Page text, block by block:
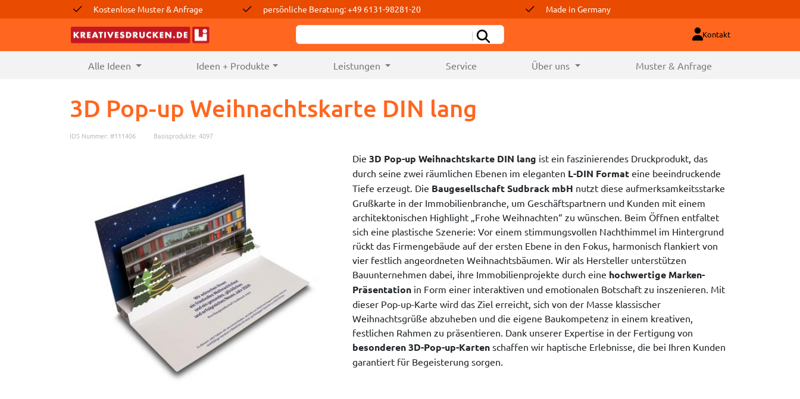
Kostenlose Muster & Anfrage persönliche Beratung: +49 6131-98281-20 Made in Germany
Kontakt
Alle Ideen (current) Ideen + Produkte Leistungen Service Über uns Muster & Anfrage
3D Pop-up Weihnachtskarte DIN lang
IDS Nummer: #111406 Basisprodukte: 4097
Die 3D Pop-up Weihnachtskarte DIN lang ist ein faszinierendes Druckprodukt, das
durch seine zwei räumlichen Ebenen im eleganten L-DIN Format eine beeindruckende
Tiefe erzeugt. Die Baugesellschaft Sudbrack mbH nutzt diese aufmerksamkeitsstarke
Grußkarte in der Immobilienbranche, um Geschäftspartnern und Kunden mit einem
architektonischen Highlight „Frohe Weihnachten“ zu wünschen. Beim Öffnen entfaltet
sich eine plastische Szenerie: Vor einem stimmungsvollen Nachthimmel im Hintergrund
rückt das Firmengebäude auf der ersten Ebene in den Fokus, harmonisch flankiert von
vier festlich angeordneten Weihnachtsbäumen. Wir als Hersteller unterstützen
Bauunternehmen dabei, ihre Immobilienprojekte durch eine hochwertige Marken-
Präsentation in Form einer interaktiven und emotionalen Botschaft zu inszenieren. Mit
dieser Pop-up-Karte wird das Ziel erreicht, sich von der Masse klassischer
Weihnachtsgrüße abzuheben und die eigene Baukompetenz in einem kreativen,
festlichen Rahmen zu präsentieren. Dank unserer Expertise in der Fertigung von
besonderen 3D-Pop-up-Karten schaffen wir haptische Erlebnisse, die bei Ihren Kunden
garantiert für Begeisterung sorgen.